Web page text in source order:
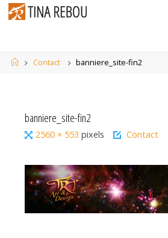
Skip
HomeContact banniere_site-fin2
banniere_site-fin2
Full2560 × 553pixels Contact